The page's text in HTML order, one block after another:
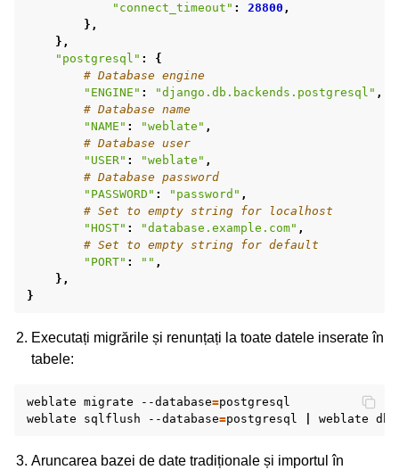
"connect_timeout" : 28800 ,
},
},
"postgresql" :
{
# Database engine
"ENGINE" : "django.db.backends.postgresql" ,
# Database name
"NAME" : "weblate" ,
# Database user
"USER" : "weblate" ,
# Database password
"PASSWORD" : "password" ,
# Set to empty string for localhost
"HOST" : "database.example.com" ,
# Set to empty string for default
"PORT" : "" ,
},
}
Executați migrările și renunțați la toate datele inserate în
tabele:
weblate migrate --database=postgresql
weblate
sqlflush --database=postgresql weblate
Aruncarea bazei de date tradiționale și importul în